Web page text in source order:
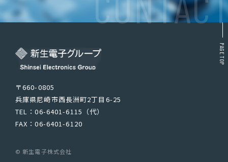
PAGE TOP
〒660-0805
兵庫県尼崎市西長洲町2丁目6-25
TEL：06-6401-6115（代）
FAX：06-6401-6120
© 新生電子株式会社